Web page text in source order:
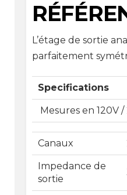
L’étage de sortie
parfaitement
Specifications
Mesures en 120V
Canaux
Impedance de
sortie